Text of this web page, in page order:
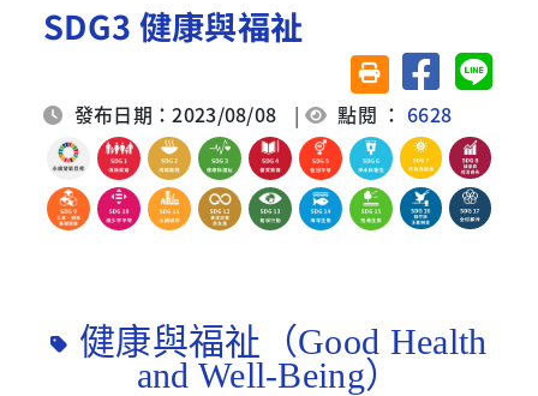
SDG3 健康與福祉
友善列印(另開視窗)
分享至臉書分享
發布日期：2023/08/08 | 點閱 ：6628
健康與福祉（Good Health
and Well-Being）